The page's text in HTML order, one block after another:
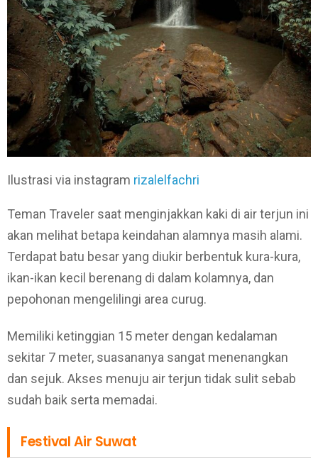
Ilustrasi via instagram rizalelfachri
Teman Traveler saat menginjakkan kaki di air terjun ini
akan melihat betapa keindahan alamnya masih alami.
Terdapat batu besar yang diukir berbentuk kura-kura,
ikan-ikan kecil berenang di dalam kolamnya, dan
pepohonan mengelilingi area curug.
Memiliki ketinggian 15 meter dengan kedalaman
sekitar 7 meter, suasananya sangat menenangkan
dan sejuk. Akses menuju air terjun tidak sulit sebab
sudah baik serta memadai.
Festival Air Suwat